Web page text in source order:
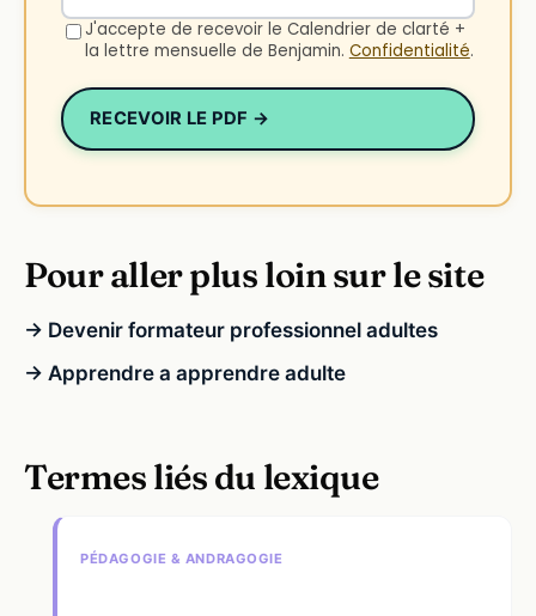
J'accepte de recevoir le Calendrier de clarté +
la lettre mensuelle de Benjamin. Confidentialité.
RECEVOIR LE PDF →
Pour aller plus loin sur le site
→ Devenir formateur professionnel adultes
→ Apprendre a apprendre adulte
Termes liés du lexique
PÉDAGOGIE & ANDRAGOGIE